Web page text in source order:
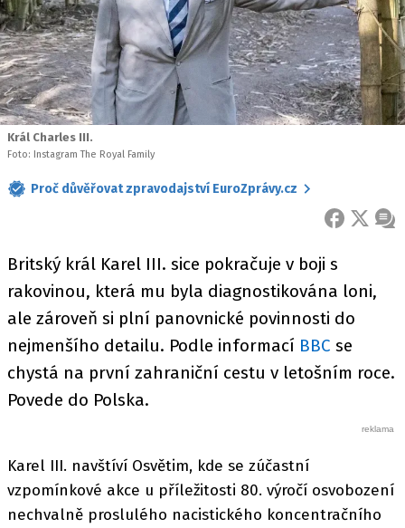
Král Charles III.
Foto: Instagram The Royal Family
Proč důvěřovat zpravodajství EuroZprávy.cz
FACEBOOK
X
Britský král Karel III. sice pokračuje v boji s
rakovinou, která mu byla diagnostikována loni,
ale zároveň si plní panovnické povinnosti do
nejmenšího detailu. Podle informací BBC se
chystá na první zahraniční cestu v letošním roce.
Povede do Polska.
Karel III. navštíví Osvětim, kde se zúčastní
vzpomínkové akce u příležitosti 80. výročí osvobození
nechvalně proslulého nacistického koncentračního